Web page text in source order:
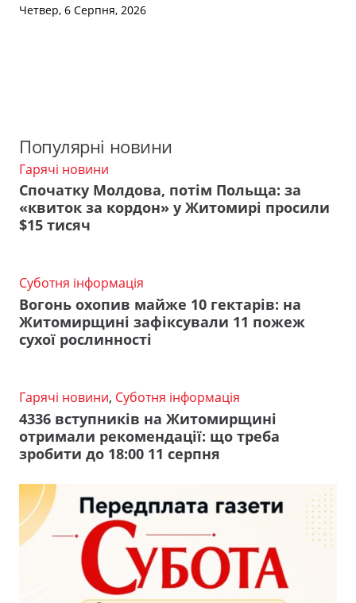
Четвер, 6 Серпня, 2026
Популярні новини
Гарячі новини
Спочатку Молдова, потім Польща: за
«квиток за кордон» у Житомирі просили
$15 тисяч
Суботня інформація
Вогонь охопив майже 10 гектарів: на
Житомирщині зафіксували 11 пожеж
сухої рослинності
Гарячі новини, Суботня інформація
4336 вступників на Житомирщині
отримали рекомендації: що треба
зробити до 18:00 11 серпня